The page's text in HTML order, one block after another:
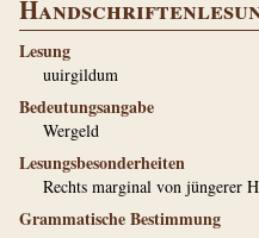
Lesung
uuirgildum
Bedeutungsangabe
Wergeld
Lesungsbesonderheiten
Rechts marginal von jüngerer
Grammatische Bestimmung